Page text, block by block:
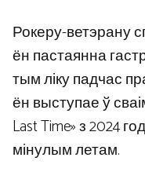
Рокеру-ветэрану
ён пастаянна
тым ліку падчас
ён выступае ў
Last Time» з 2024
мінулым летам.